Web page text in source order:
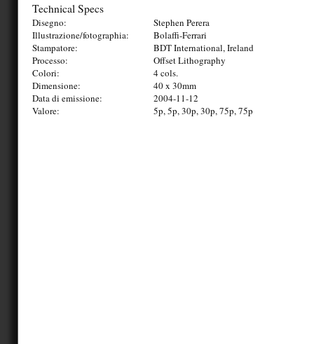
Technical Specs
Disegno:
Stephen Perera
Illustrazione/fotographia:
Bolaffi-Ferrari
Stampatore:
BDT International, Ireland
Processo:
Offset Lithography
Colori:
4 cols.
Dimensione:
40 x 30mm
Data di emissione:
2004-11-12
Valore:
5p, 5p, 30p, 30p, 75p, 75p